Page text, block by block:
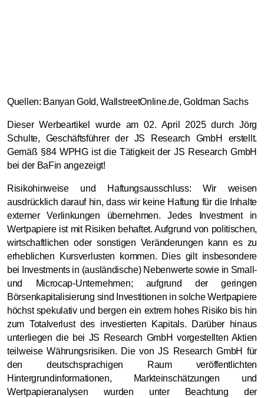
Quellen: Banyan Gold, WallstreetOnline.de, Goldman Sachs
Dieser Werbeartikel wurde am02. April 2025 durch Jörg
Schulte, Geschäftsführer der JS Research GmbH erstellt.
Gemäß §84 WPHG ist die Tätigkeit der JS Research GmbH
bei der BaFin angezeigt!
Risikohinweise und Haftungsausschluss: Wir weisen
ausdrücklich darauf hin, dass wir keine Haftung für die Inhalte
externer Verlinkungen übernehmen. Jedes Investment in
Wertpapiere ist mit Risiken behaftet. Aufgrund von politischen,
wirtschaftlichen oder sonstigen Veränderungen kann es zu
erheblichen Kursverlusten kommen. Dies gilt insbesondere
bei Investments in (ausländische) Nebenwerte sowie in Small-
und Microcap-Unternehmen; aufgrund der geringen
Börsenkapitalisierung sind Investitionen in solche Wertpapiere
höchst spekulativ und bergen ein extrem hohes Risiko bis hin
zum Totalverlust des investierten Kapitals. Darüber hinaus
unterliegen die bei JS Research GmbH vorgestellten Aktien
teilweise Währungsrisiken. Die von JS Research GmbH für
den deutschsprachigen Raum veröffentlichten
Hintergrundinformationen, Markteinschätzungen und
Wertpapieranalysen wurden unter Beachtung der